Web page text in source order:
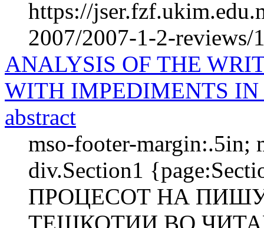
https://
2007/2007-1-2-reviews/
ANALYSIS OF THE
WITH IMPEDIMENTS
abstract
mso-footer-margin:.5in;
div.Section1
ПРОЦЕСОТ НА
ТЕШКОТИИ ВО